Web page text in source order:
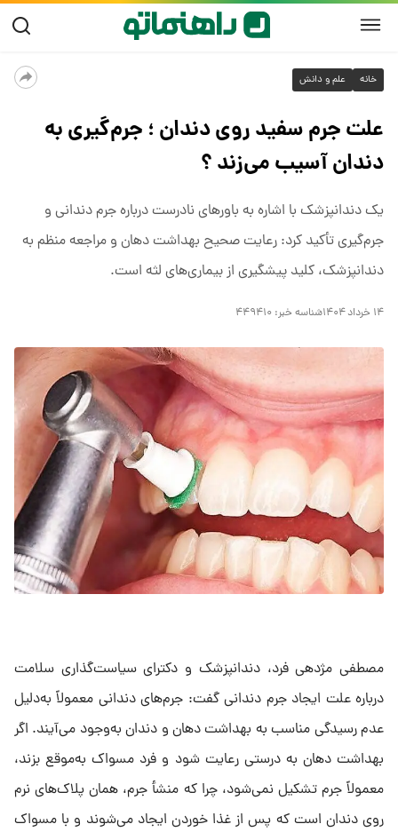
خانه علم و دانش
علت جرم سفید روی دندان ؛ جرم‌گیری به
دندان آسیب می‌زند ؟
یک دندانپزشک با اشاره به باورهای نادرست درباره جرم دندانی و
جرم‌گیری تأکید کرد: رعایت صحیح بهداشت دهان و مراجعه منظم به
دندانپزشک، کلید پیشگیری از بیماری‌های لثه است.
۱۴ خرداد ۱۴۰۴ شناسه خبر: ۴۴۹۴۱۰
مصطفی مژدهی فرد، دندانپزشک و دکترای سیاست‌گذاری سلامت
درباره علت ایجاد جرم دندانی گفت: جرم‌های دندانی معمولاً به‌دلیل
عدم رسیدگی مناسب به بهداشت دهان و دندان به‌وجود می‌آیند. اگر
بهداشت دهان به درستی رعایت شود و فرد مسواک به‌موقع بزند،
معمولاً جرم تشکیل نمی‌شود، چرا که منشأ جرم، همان پلاک‌های نرم
روی دندان است که پس از غذا خوردن ایجاد می‌شوند و با مسواک